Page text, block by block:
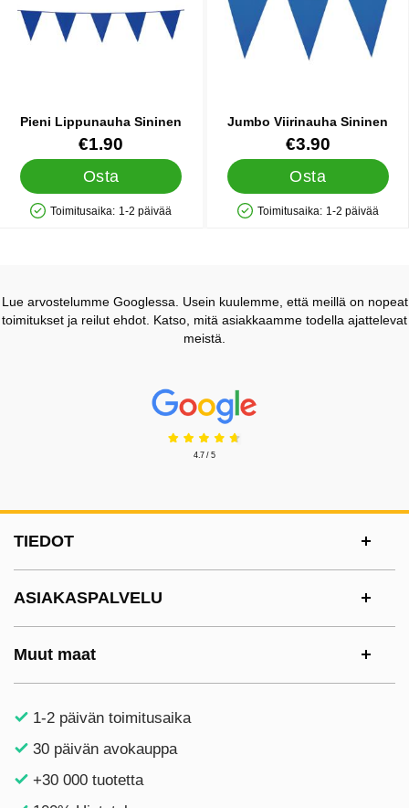
Pieni Lippunauha Sininen
Tuote.nro 34823
€1.90
Osta
Saatavuus: Varastossa
Toimitusaika: 1-2 päivää
Jumbo Viirinauha Sininen
Tuote.nro 14699
€3.90
Osta
Saatavuus: Varastossa
Toimitusaika: 1-2 päivää
Lue arvostelumme Googlessa. Usein kuulemme, että meillä on nopeat
toimitukset ja reilut ehdot. Katso, mitä asiakkaamme todella ajattelevat
meistä.
Prisjakt Arvostelu: 4.7 Tähdet
4.7 / 5
TIEDOT
ASIAKASPALVELU
Muut maat
1-2 päivän toimitusaika
30 päivän avokauppa
+30 000 tuotetta